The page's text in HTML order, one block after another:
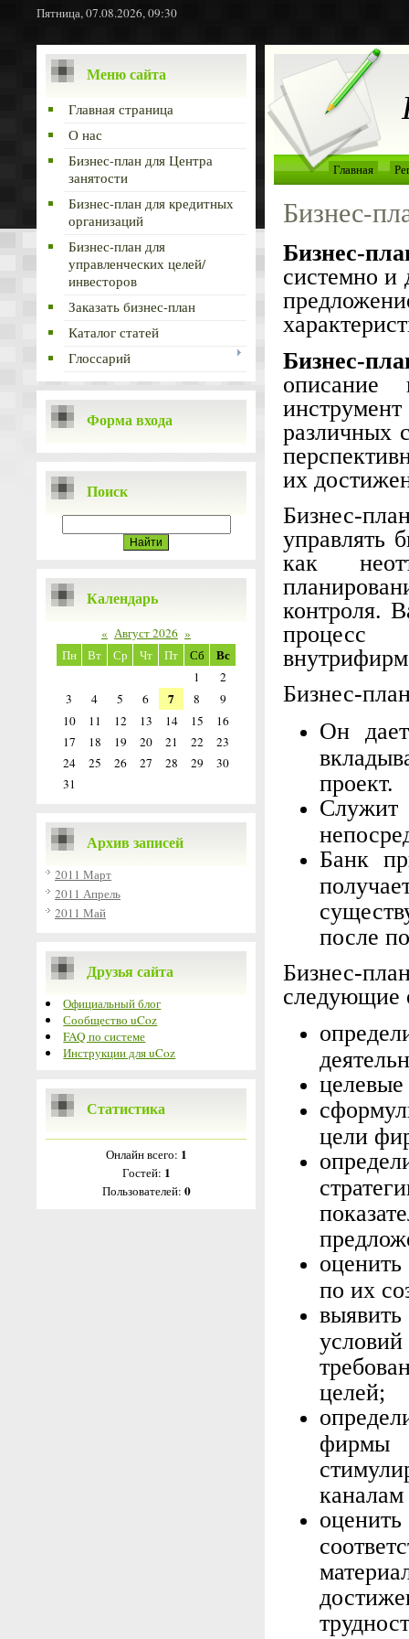
Пятница, 07.08.2026, 09:30
Меню сайта
Главная страница
О нас
Бизнес-план для Центра
занятости
Бизнес-план для кредитных
организаций
Бизнес-план для
управленческих целей/
инвесторов
Заказать бизнес-план
Каталог статей
Глоссарий
Форма входа
Поиск
Календарь
« Август 2026 »
Пн
Вт Ср Чт Пт Сб Вс
1
2
3
4 5 6 7 8
9
10
11 12 13 14 15
16
17
18 19 20 21 22
23
24
25 26 27 28 29
30
31
Архив записей
2011 Март
2011 Апрель
2011 Май
Друзья сайта
Официальный блог
Сообщество uCoz
FAQ по системе
Инструкции для uCoz
Статистика
Онлайн всего: 1
Гостей: 1
Пользователей: 0
Главная
Бизнес-
Бизнес-
системно и
Бизнес-
описание
различных
их
Бизнес-
управлять
как
контроля.
Бизнес-
Он
проект.
Банк
после
Бизнес-
следующие
цели
по их
целей;